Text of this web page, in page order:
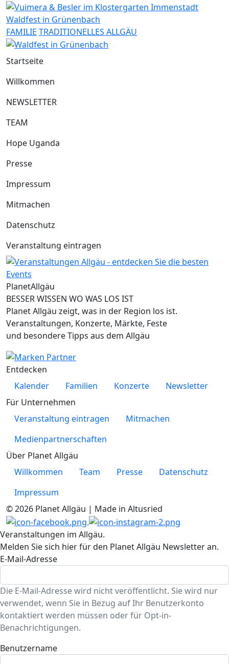
Waldfest in Grünenbach
FAMILIE TRADITIONELLES ALLGÄU
Startseite
Willkommen
NEWSLETTER
TEAM
Hope Uganda
Presse
Impressum
Mitmachen
Datenschutz
Veranstaltung eintragen
PlanetAllgäu
BESSER WISSEN WO WAS LOS IST
Planet Allgäu zeigt, was in der Region los ist.
Veranstaltungen, Konzerte, Märkte, Feste
und besondere Tipps aus dem Allgäu
Entdecken
Kalender
Familien Konzerte
Newsletter
Für Unternehmen
Veranstaltung eintragen
Mitmachen
Medienpartnerschaften
Über Planet Allgäu
Willkommen
Team Presse
Datenschutz
Impressum
© 2026 Planet Allgäu | Made in Altusried
Veranstaltungen im Allgäu.
Melden Sie sich hier für den Planet Allgäu Newsletter an.
E-Mail-Adresse
Die E-Mail-Adresse wird nicht veröffentlicht. Sie wird nur
verwendet, wenn Sie in Bezug auf Ihr Benutzerkonto
kontaktiert werden müssen oder für Opt-in-
Benachrichtigungen.
Benutzername